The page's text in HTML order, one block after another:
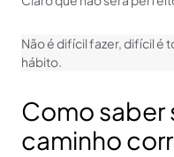
Não é difícil fazer, difícil é
hábito.
Como saber
caminho